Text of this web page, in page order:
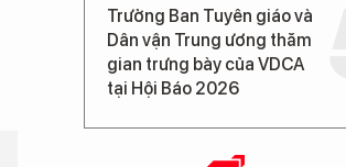
Trưởng Ban Tuyên giáo và
Dân vận Trung ương thăm
gian trưng bày của VDCA
tại Hội Báo 2026